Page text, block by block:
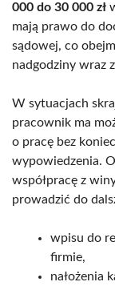
000 do 30 000 zł
mają prawo do
sądowej, co
nadgodziny wraz
W sytuacjach
pracownik ma
o pracę bez
wypowiedzenia.
współpracę z
prowadzić do
wpisu do
firmie,
nałożenia